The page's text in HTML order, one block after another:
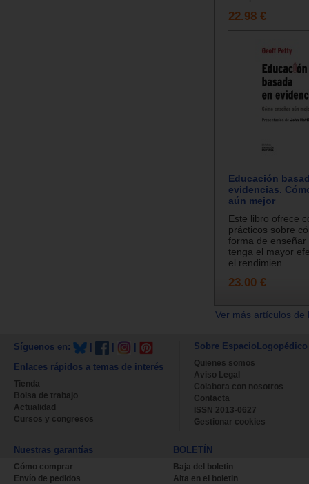
22.98 €
Educación
evidencias.
aún mejor
Este libro ofrece
prácticos sobre
forma de enseñar
tenga el mayor
el rendimien...
23.00 €
Ver más artículos
Síguenos en:
Enlaces rápidos a temas de interés
Tienda
Bolsa de trabajo
Actualidad
Cursos y congresos
Sobre EspacioLogopédico
Quienes somos
Aviso Legal
Colabora con nosotros
Contacta
ISSN 2013-0627
Gestionar cookies
Nuestras garantías
Cómo comprar
Envío de pedidos
BOLETÍN
Baja del boletin
Alta en el boletin